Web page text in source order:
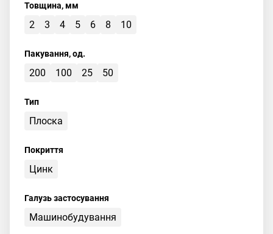
Товщина, мм
2 3 4 5 6 8 10
Пакування, од.
200 100 25 50
Тип
Плоска
Покриття
Цинк
Галузь застосування
Машинобудування